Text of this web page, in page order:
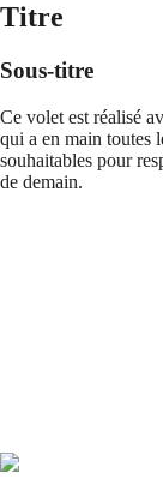
Titre
Sous-titre
Ce volet est réalisé
qui a en main toutes
souhaitables pour
de demain.